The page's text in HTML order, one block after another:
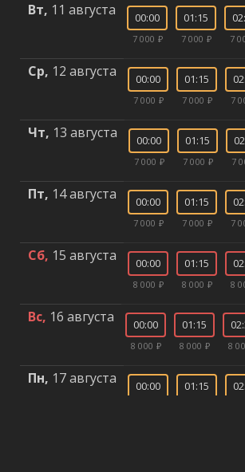
Вт, 11 августа 00:00
7 000 ₽
01:15
7 000 ₽ 7
Ср, 12 августа 00:00
7 000 ₽
01:15
7 000 ₽ 7
Чт, 13 августа 00:00
7 000 ₽
01:15
7 000 ₽ 7
Пт, 14 августа 00:00
7 000 ₽
01:15
7 000 ₽ 7
Сб, 15 августа 00:00
8 000 ₽
01:15
8 000 ₽ 8
Вс, 16 августа 00:00
8 000 ₽
01:15
8 000 ₽ 8
Пн, 17 августа 00:00 01:15